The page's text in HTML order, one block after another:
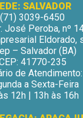
SALVADOR
(71) 3039-6450
José Peroba, nº
Eldorado,
– Salvador (BA)
41770-235
de Atendimento:
a Sexta-Feira
12h | 13h às 16h